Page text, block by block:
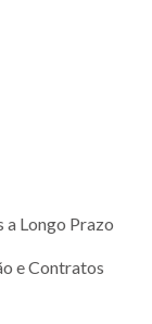
a Longo Prazo
e Contratos